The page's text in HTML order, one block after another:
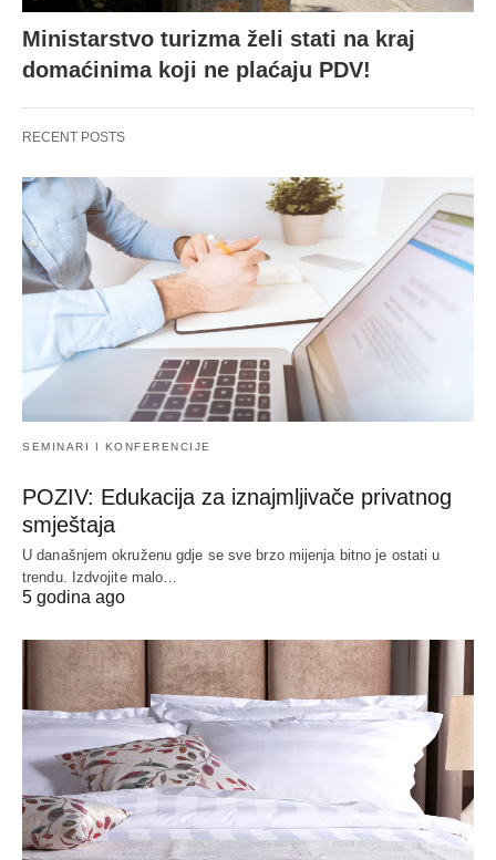
Ministarstvo turizma želi stati na kraj
domaćinima koji ne plaćaju PDV!
RECENT POSTS
SEMINARI I KONFERENCIJE
POZIV: Edukacija za iznajmljivače privatnog
smještaja
U današnjem okruženu gdje se sve brzo mijenja bitno je ostati u
trendu. Izdvojite malo…
5 godina ago